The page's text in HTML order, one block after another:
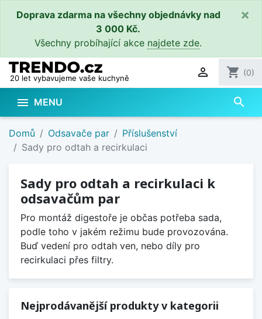
Doprava zdarma na všechny objednávky nad
3 000 Kč.
Všechny probíhající akce najdete zde.
×
20 let vybavujeme vaše kuchyně  shopping_cart (0)
 MENU search
Domů Odsavače par
Příslušenství
Sady pro odtah a recirkulaci
Sady pro odtah a recirkulaci k
odsavačům par
Pro montáž digestoře je občas potřeba sada,
podle toho v jakém režimu bude provozována.
Buď vedení pro odtah ven, nebo díly pro
recirkulaci přes filtry.
Nejprodávanější produkty v kategorii